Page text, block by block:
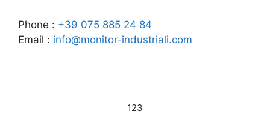
Phone : +39 075 885 24 84
Email : info@monitor-industriali.com
123